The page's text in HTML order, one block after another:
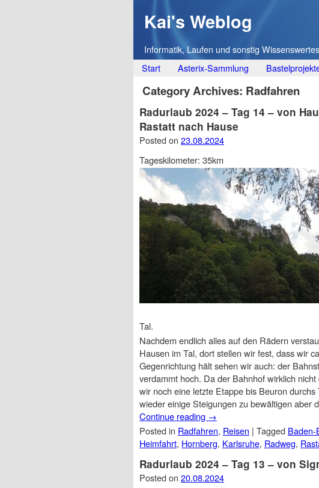
Kai's Weblog
Informatik, Laufen und sonstig Wissenswertes
Main menu
Skip
to
content
Start Asterix-Sammlung
Category Archives: Radfahren
Radurlaub 2024 – Tag 14 – von
Rastatt nach Hause
Posted on 23.08.2024
Tageskilometer: 35km
Tal.
Nachdem endlich alles auf den Rädern
Hausen im Tal, dort stellen wir fest, dass wir
Gegenrichtung hält sehen wir auch: der
verdammt hoch. Da der Bahnhof wirklich
wir noch eine letzte Etappe bis Beuron
wieder einige Steigungen zu bewältigen aber
Continue reading →
Posted in Radfahren, Reisen | Tagged Baden-
Heimfahrt, Hornberg, Karlsruhe, Radweg,
Radurlaub 2024 – Tag 13 – von
Posted on 20.08.2024